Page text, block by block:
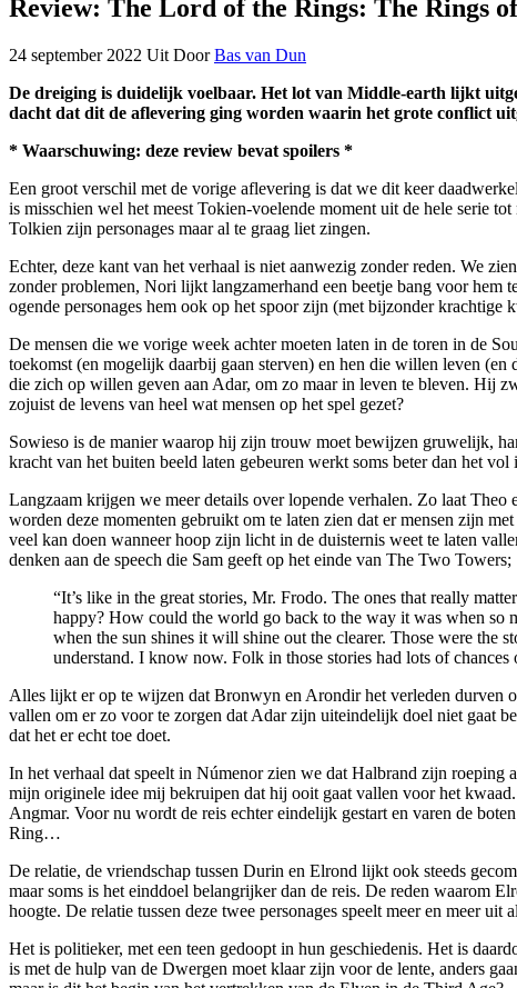
Review: The Lord of the Rings: The Rings
24 september 2022 Uit Door Bas van Dun
De dreiging is duidelijk voelbaar. Het lot van Middle-earth lijkt
dacht dat dit de aflevering ging worden waarin het grote conflict
* Waarschuwing: deze review bevat spoilers *
Een groot verschil met de vorige aflevering is dat we dit keer
is misschien wel het meest Tokien-voelende moment uit de hele serie
Tolkien zijn personages maar al te graag liet zingen.
Echter, deze kant van het verhaal is niet aanwezig zonder reden. We
zonder problemen, Nori lijkt langzamerhand een beetje bang voor hem
ogende personages hem ook op het spoor zijn (met bijzonder
De mensen die we vorige week achter moeten laten in de toren in de
toekomst (en mogelijk daarbij gaan sterven) en hen die willen leven
die zich op willen geven aan Adar, om zo maar in leven te bleven. Hij
zojuist de levens van heel wat mensen op het spel gezet?
Sowieso is de manier waarop hij zijn trouw moet bewijzen gruwelijk,
kracht van het buiten beeld laten gebeuren werkt soms beter dan het
Langzaam krijgen we meer details over lopende verhalen. Zo laat
worden deze momenten gebruikt om te laten zien dat er mensen zijn
veel kan doen wanneer hoop zijn licht in de duisternis weet te laten
denken aan de speech die Sam geeft op het einde van The Two Towers;
“It’s like in the great stories, Mr. Frodo. The ones that really
happy? How could the world go back to the way it was when so
when the sun shines it will shine out the clearer. Those were
understand. I know now. Folk in those stories had lots of
Alles lijkt er op te wijzen dat Bronwyn en Arondir het verleden durven
vallen om er zo voor te zorgen dat Adar zijn uiteindelijk doel niet gaat
dat het er echt toe doet.
In het verhaal dat speelt in Númenor zien we dat Halbrand zijn
mijn originele idee mij bekruipen dat hij ooit gaat vallen voor het
Angmar. Voor nu wordt de reis echter eindelijk gestart en varen de
Ring…
De relatie, de vriendschap tussen Durin en Elrond lijkt ook steeds
maar soms is het einddoel belangrijker dan de reis. De reden waarom
hoogte. De relatie tussen deze twee personages speelt meer en meer
Het is politieker, met een teen gedoopt in hun geschiedenis. Het is
is met de hulp van de Dwergen moet klaar zijn voor de lente, anders